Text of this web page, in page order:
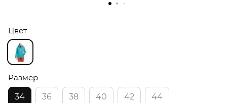
Цвет
Размер
34
36 38 40 42 44